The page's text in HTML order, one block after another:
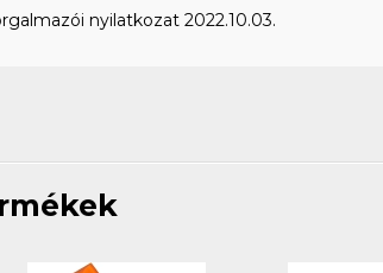
nyilatkozat 2022.10.03.